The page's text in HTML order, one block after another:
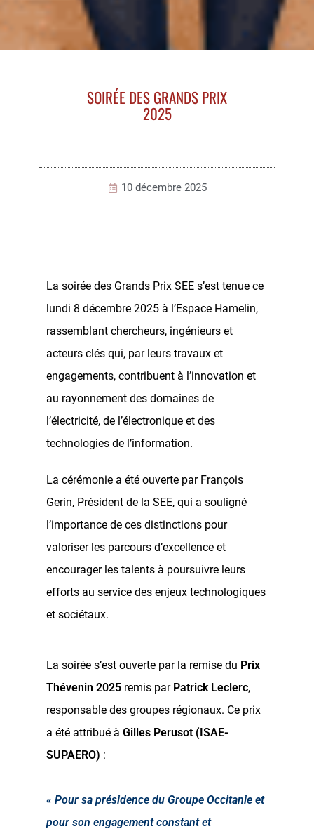
SOIRÉE DES GRANDS PRIX
2025
10 décembre 2025
La soirée des Grands Prix SEE s’est tenue ce
lundi 8 décembre 2025 à l’Espace Hamelin,
rassemblant chercheurs, ingénieurs et
acteurs clés qui, par leurs travaux et
engagements, contribuent à l’innovation et
au rayonnement des domaines de
l’électricité, de l’électronique et des
technologies de l’information.
La cérémonie a été ouverte par François
Gerin, Président de la SEE, qui a souligné
l’importance de ces distinctions pour
valoriser les parcours d’excellence et
encourager les talents à poursuivre leurs
efforts au service des enjeux technologiques
et sociétaux.
La soirée s’est ouverte par la remise du Prix
Thévenin 2025 remis par Patrick Leclerc,
responsable des groupes régionaux. Ce prix
a été attribué à Gilles Perusot (ISAE-
SUPAERO) :
« Pour sa présidence du Groupe Occitanie et
pour son engagement constant et